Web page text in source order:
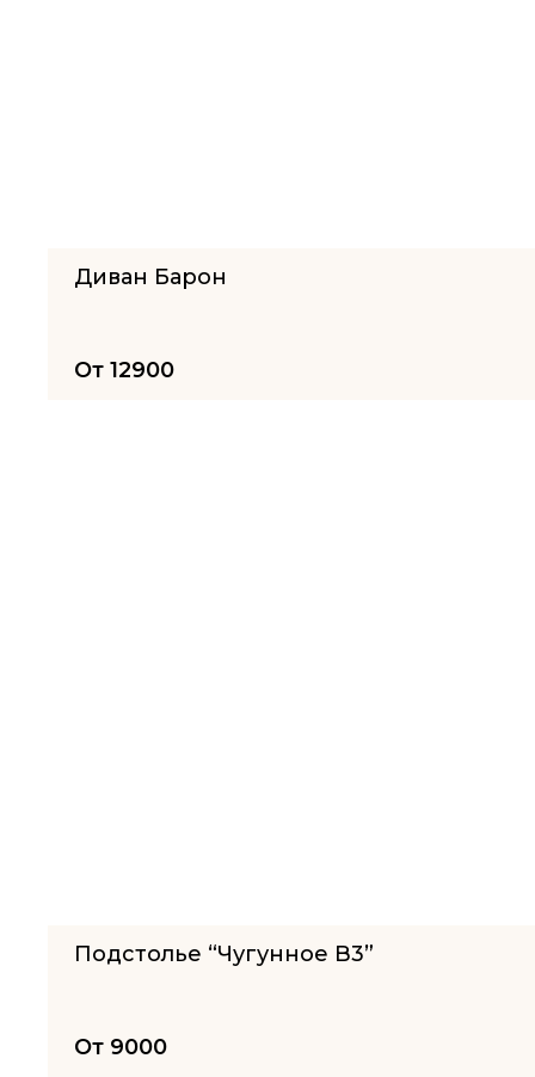
Диван Барон
От 12900
Подстолье “Чугунное B3”
От 9000